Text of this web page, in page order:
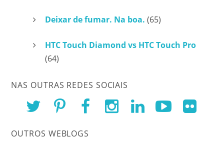
Deixar de fumar. Na boa. (65)
HTC Touch Diamond vs HTC Touch Pro
(64)
NAS OUTRAS REDES SOCIAIS
OUTROS WEBLOGS